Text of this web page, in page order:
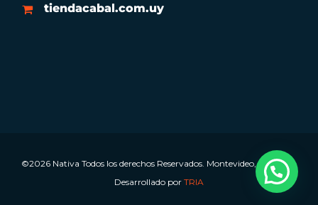
tiendacabal.com.uy
©2026 Nativa Todos los derechos Reservados. Montevideo, Uruguay.
Desarrollado por TRIA